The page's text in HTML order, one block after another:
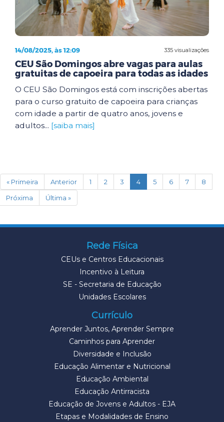
335 visualizações
14/08/2025, às 12:09
CEU São Domingos abre vagas para aulas
gratuitas de capoeira para todas as idades
O CEU São Domingos está com inscrições abertas
para o curso gratuito de capoeira para crianças
com idade a partir de quatro anos, jovens e
adultos... [saiba mais]
« Primeira Anterior 1 2 3 4(current)
5 6 7
8
Próxima
Última »
Rede Física
CEUs e Centros Educacionais
Incentivo à Leitura
SE - Secretaria de Educação
Unidades Escolares
Currículo
Aprender Juntos, Aprender Sempre
Caminhos para Aprender
Diversidade e Inclusão
Educação Alimentar e Nutricional
Educação Ambiental
Educação Antirracista
Educação de Jovens e Adultos - EJA
Etapas e Modalidades de Ensino